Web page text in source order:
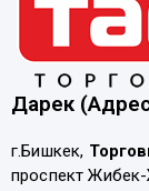
Дарек
г.Бишкек,
проспект